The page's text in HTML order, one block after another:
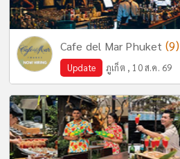
Cafe del Mar Phuket (9)
Update ภูเก็ต , 10 ส.ค. 69